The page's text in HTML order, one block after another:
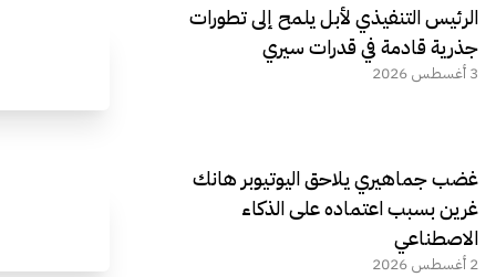
الرئيس التنفيذي لأبل يلمح إلى تطورات
جذرية قادمة في قدرات سيري
3 أغسطس 2026
غضب جماهيري يلاحق اليوتيوبر هانك
غرين بسبب اعتماده على الذكاء
الاصطناعي
2 أغسطس 2026